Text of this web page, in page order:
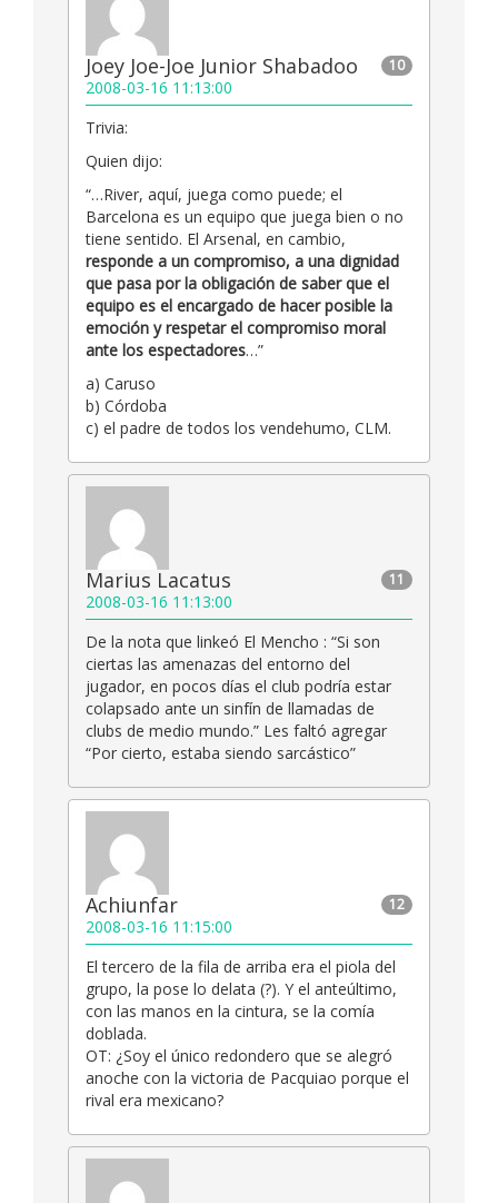
10
Joey Joe-Joe Junior Shabadoo
2008-03-16 11:13:00
Trivia:
Quien dijo:
“…River, aquí, juega como puede; el
Barcelona es un equipo que juega bien o no
tiene sentido. El Arsenal, en cambio,
responde a un compromiso, a una dignidad
que pasa por la obligación de saber que el
equipo es el encargado de hacer posible la
emoción y respetar el compromiso moral
ante los espectadores…”
a) Caruso
b) Córdoba
c) el padre de todos los vendehumo, CLM.
11
Marius Lacatus
2008-03-16 11:13:00
De la nota que linkeó El Mencho : “Si son
ciertas las amenazas del entorno del
jugador, en pocos días el club podría estar
colapsado ante un sinfín de llamadas de
clubs de medio mundo.” Les faltó agregar
“Por cierto, estaba siendo sarcástico”
12
Achiunfar
2008-03-16 11:15:00
El tercero de la fila de arriba era el piola del
grupo, la pose lo delata (?). Y el anteúltimo,
con las manos en la cintura, se la comía
doblada.
OT: ¿Soy el único redondero que se alegró
anoche con la victoria de Pacquiao porque el
rival era mexicano?